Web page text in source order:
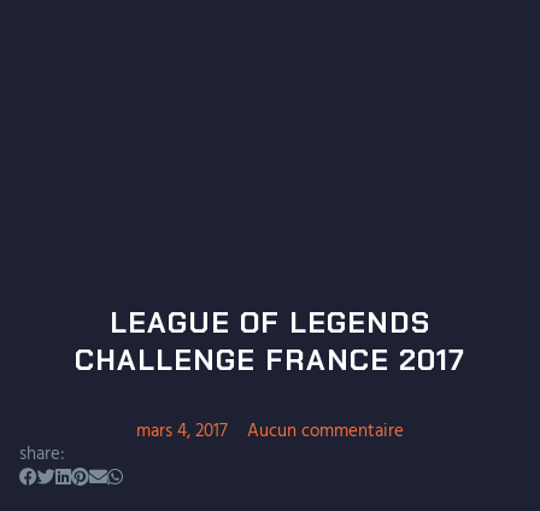
LEAGUE OF LEGENDS
CHALLENGE FRANCE 2017
mars 4, 2017 Aucun commentaire
share: